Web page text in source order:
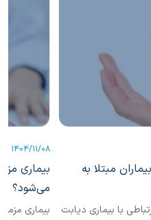
مبتلا به
با بیماری دیابت
1404/11/08
بیماری
می‌شود؟